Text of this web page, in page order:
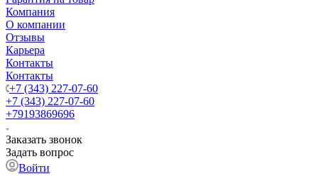
Компания
О компании
Отзывы
Карьера
Контакты
Контакты
+7 (343) 227-07-60
+7 (343) 227-07-60
+79193869696
Заказать звонок
Задать вопрос
Войти